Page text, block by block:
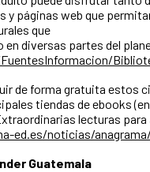
y páginas web que
que
en diversas partes del
de forma gratuita estos
tiendas de ebooks
lecturas
ed.es/noticias/
Guatemala